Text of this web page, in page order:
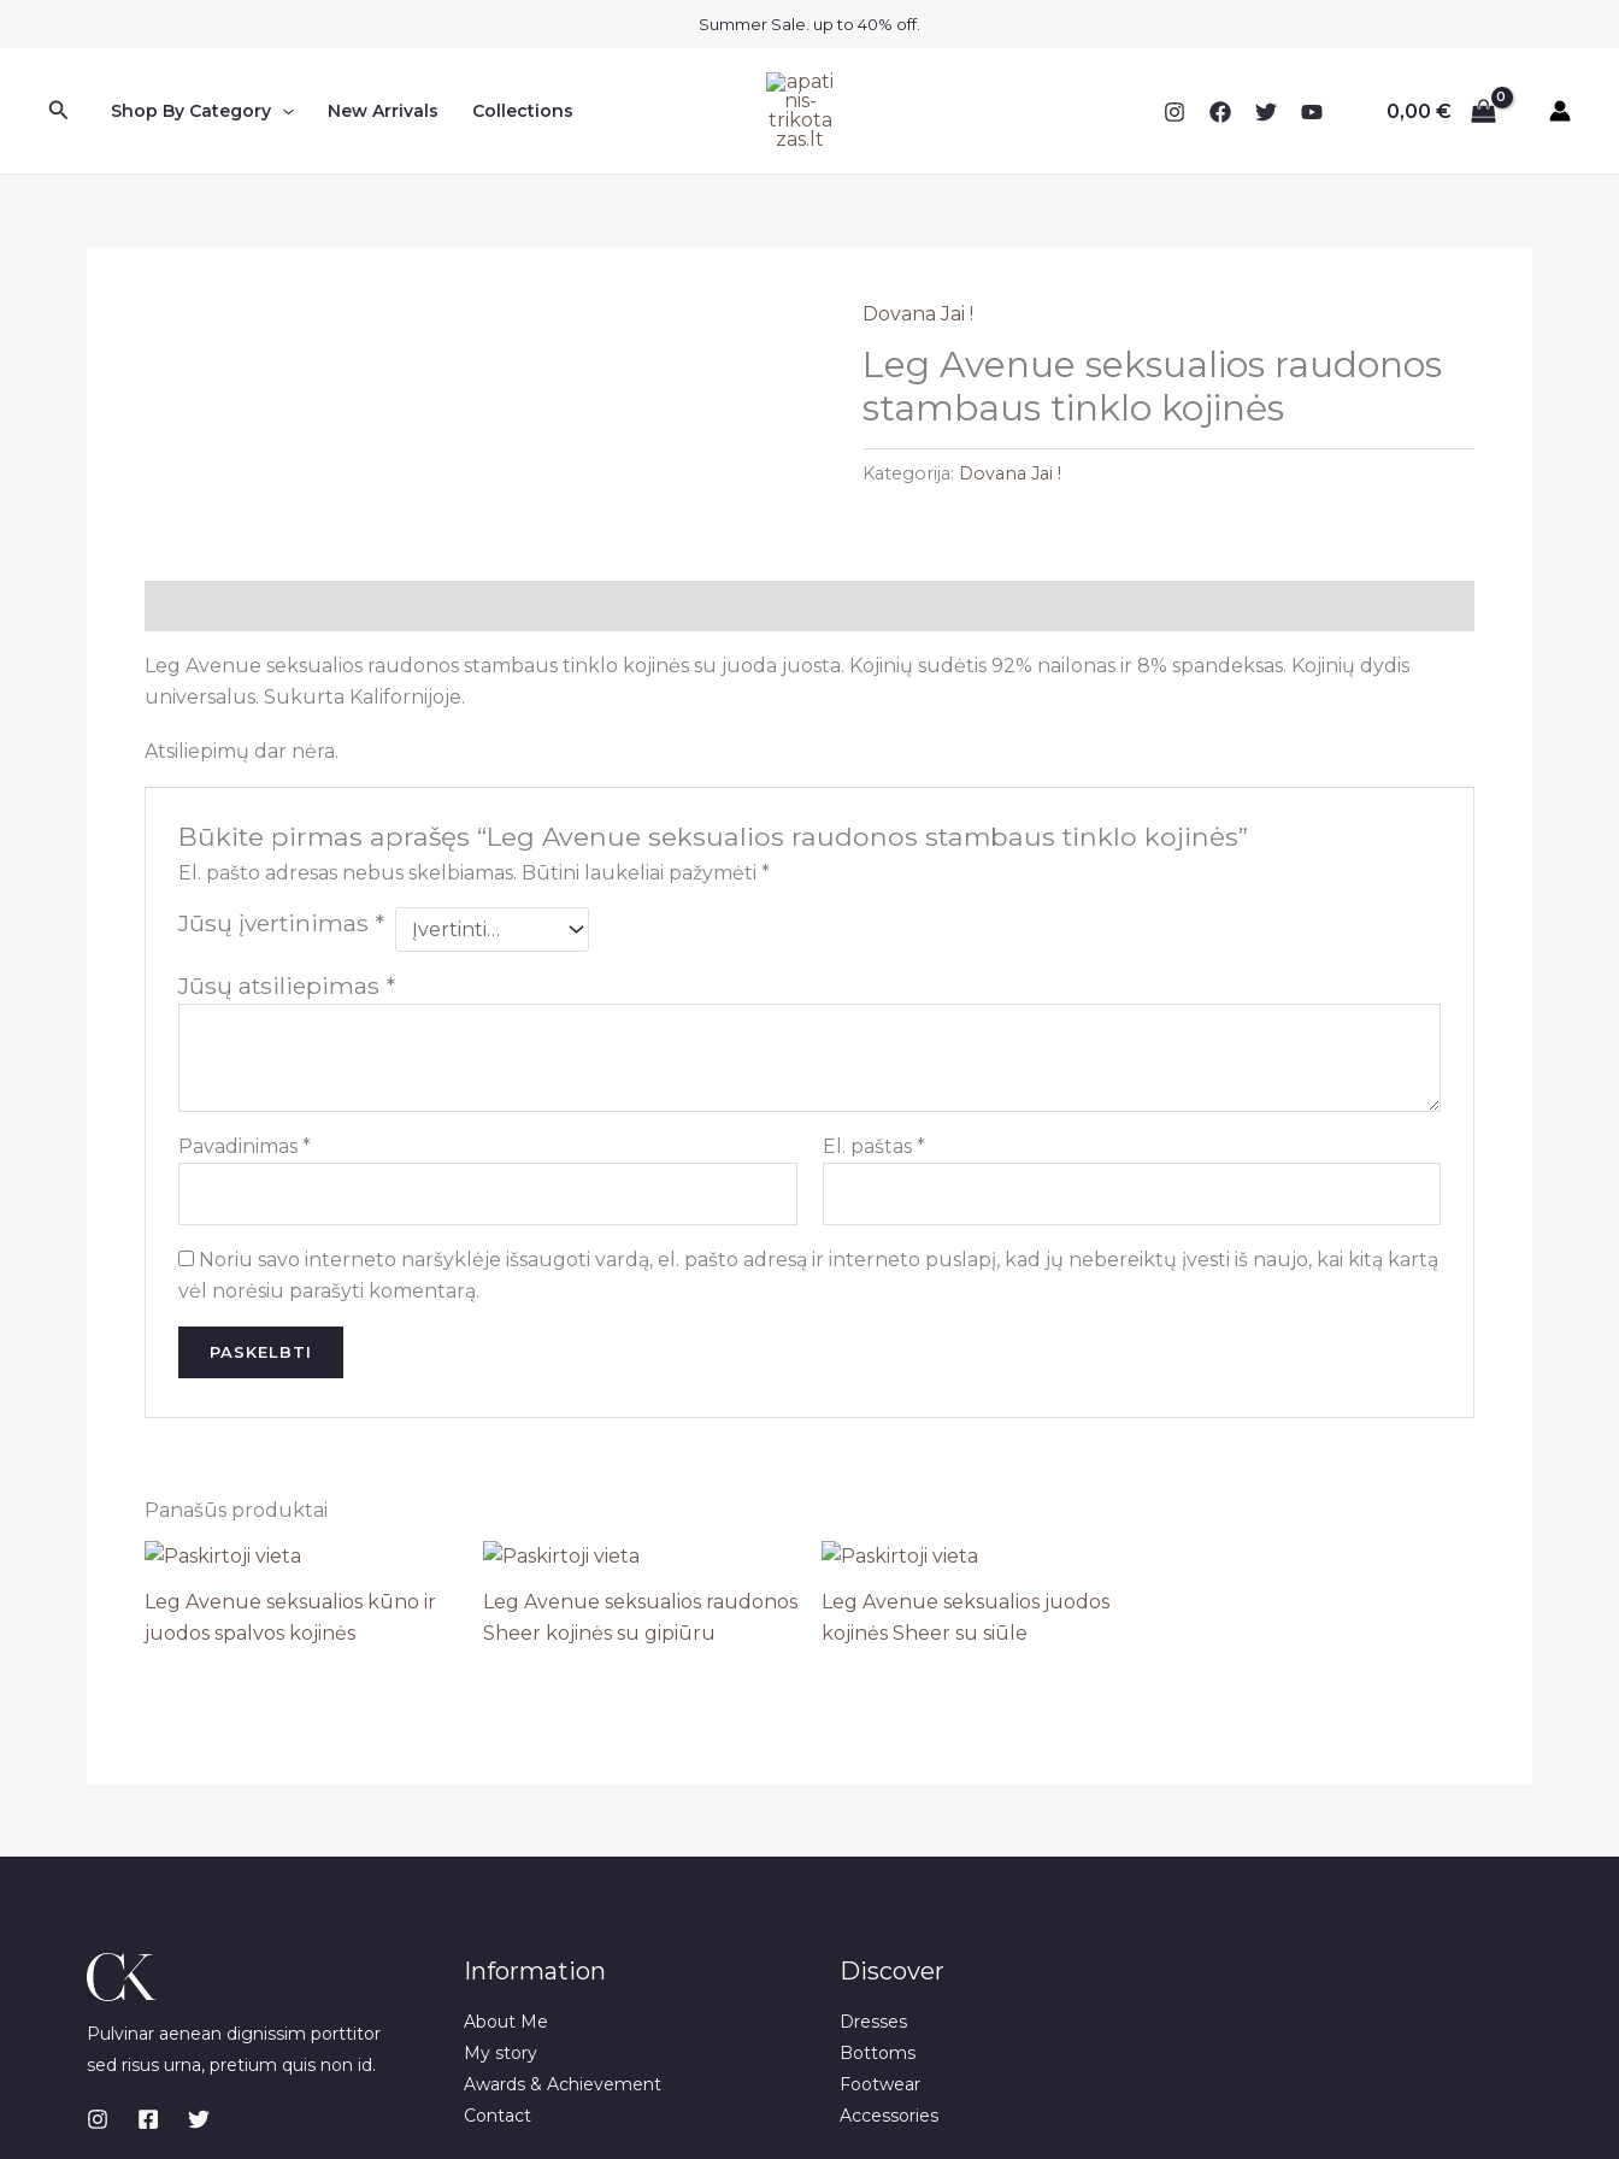
Summer Sale. up to 40% off.
PaieškaShop By Category New Arrivals Collections 0,00 €
Dovana Jai !
Leg Avenue seksualios raudonos
stambaus tinklo kojinės
Kategorija: Dovana Jai !
Leg Avenue seksualios raudonos stambaus tinklo kojinės su juoda juosta. Kojinių sudėtis 92% nailonas ir 8% spandeksas. Kojinių dydis
universalus. Sukurta Kalifornijoje.
Atsiliepimų dar nėra.
Būkite pirmas aprašęs “Leg Avenue seksualios raudonos stambaus tinklo kojinės”
El. pašto adresas nebus skelbiamas. Būtini laukeliai pažymėti *
Jūsų įvertinimas *
Jūsų atsiliepimas *
Pavadinimas * El. paštas *
Noriu savo interneto naršyklėje išsaugoti vardą, el. pašto adresą ir interneto puslapį, kad jų nebereiktų įvesti iš naujo, kai kitą kartą
vėl norėsiu parašyti komentarą.
Panašūs produktai
Leg Avenue seksualios kūno ir
juodos spalvos kojinės
Leg Avenue seksualios raudonos
Sheer kojinės su gipiūru
Leg Avenue seksualios juodos
kojinės Sheer su siūle
Pulvinar aenean dignissim porttitor
sed risus urna, pretium quis non id.
Information
About Me
My story
Awards & Achievement
Contact
Discover
Dresses
Bottoms
Footwear
Accessories